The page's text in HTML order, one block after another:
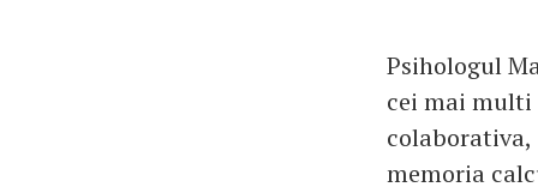
Psihologul
cei mai
memoria